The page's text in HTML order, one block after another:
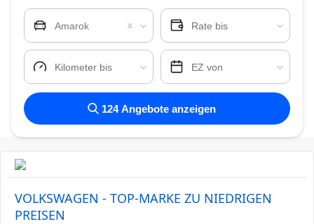
Amarok Rate bis
Kilometer bis EZ von
124 Angebote anzeigen
VOLKSWAGEN - TOP-MARKE ZU NIEDRIGEN
PREISEN